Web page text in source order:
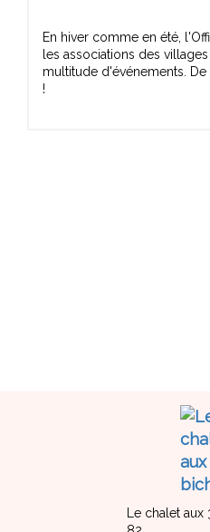
En hiver comme en été,
les associations des
multitude d'événements.
!
Le chalet